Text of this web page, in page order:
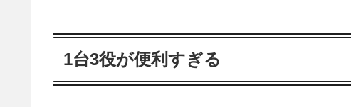
1台3役が便利すぎる